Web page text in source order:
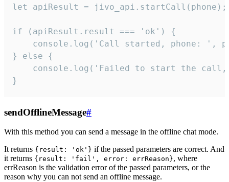
let apiResult = jivo_api.startCall(phone);
if (apiResult.result === 'ok') {
console.log('Call started, phone: ',
} else {
console.log('Failed to start the
}
sendOfflineMessage#
With this method you can send a message in the offline chat mode.
It returns {result: 'ok'} if the passed parameters are correct. And
it returns {result: 'fail', error: errReason}, where
errReason is the validation error of the passed parameters, or the
reason why you can not send an offline message.